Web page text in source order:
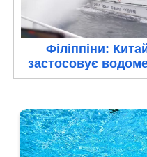
Філіппіни:
застосовує